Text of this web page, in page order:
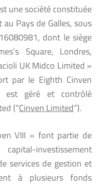
une société constituée
Pays de Galles, sous
dont le siège
Square, Londres,
UK Midco Limited »
par le Eighth Cinven
est géré et contrôlé
(“Cinven Limited”).
VIII » font partie de
investissement
services de gestion et
à plusieurs fonds